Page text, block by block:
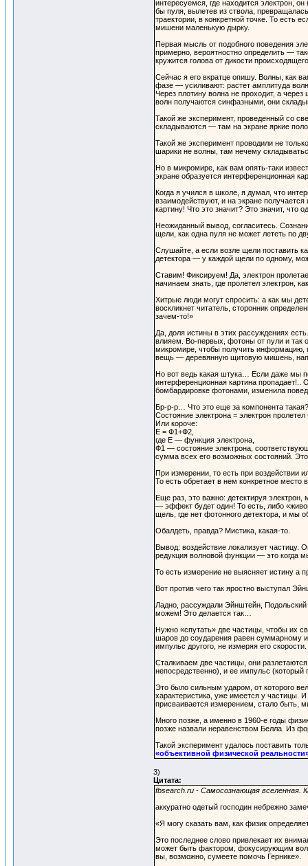
интересуемся, где находится электрон,
бы пуля, вылетев из ствола,
траектории, в конкретной точке. То
мишени маленькую дырку.
Первая мысль от подобного поведения
примерно, вероятностно определить —
кружится голова от дикости
Сейчас я его вкратце опишу. Волны, как
фазе — усиливают: растет амплитуда
Через плотину волна не проходит, а
волн получаются синфазными, они
Такой же эксперимент, проведенный со
складываются — там на экране яркие
Такой же эксперимент проводили не
шарики не волны, там нечему
Но в микромире, как вам опять-таки
экране образуется интерференционная
Когда я учился в школе, я думал, что
взаимодействуют, и на экране
картину! Что это значит? Это значит,
Неожиданный вывод, согласитесь.
щели, как одна пуля не может лететь по
Слушайте, а если возле щели поставить
детектора — у каждой щели по одному,
Ставим! Фиксируем! Да, электрон
начинаем знать, где пролетел электрон,
Хитрые люди могут спросить: а как мы
воскликнет читатель, сторонник
зачем-то!»
Да, доля истины в этих рассуждениях
влияем. Во-первых, фотоны от пули и так
микромире, чтобы получить информацию,
вещь — деревянную щитовую мишень,
Но вот ведь какая штука… Если даже мы
интерференционная картина пропадает!..
бомбардировке фотонами, изменила
Бр-р-р… Что это еще за компонента
Состояние электрона = электрон
Или короче:
Е = Ф1+Ф2,
где Е — функция электрона,
Ф1 — состояние электрона,
сумма всех его возможных состояний.
При измерении, то есть при воздействии
То есть обретает в нем конкретное место
Еще раз, это важно: детектируя
— эффект будет один! То есть, либо
щель, где нет фотонного детектора, и мы
Обалдеть, правда? Мистика, какая-то.
Вывод: воздействие локализует частицу.
редукция волновой функции — это когда
То есть измерение не выясняет истину а
Вот против чего так яростно выступал
Ладно, рассуждали Эйнштейн,
можем! Это делается так…
Нужно «спутать» две частицы, чтобы их
шаров до соударения равен суммарному
импульс другого, не измеряя его скорости.
Сталкиваем две частицы, они
непосредственно), и ее импульс
Это было сильным ударом, от которого
характеристика, уже имеется у частицы.
присваивается измерением, стало быть,
Много позже, а именно в 1960-е годы
позже назвали неравенством Белла. Из
Такой эксперимент удалось поставить
«объективной физической
3)
Цитата:
fbsearch.ru - Самосознающая вселенная.
аккуратно одетый господин небрежно
«Я могу сказать вам, как физик
Это последнее слово привлекает их
может быть фактором, фокусирующим
вы, возможно, сумеете помочь Гернике».